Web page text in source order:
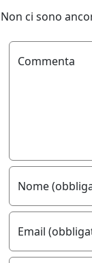
Non ci sono
Commenta
Nome
Email